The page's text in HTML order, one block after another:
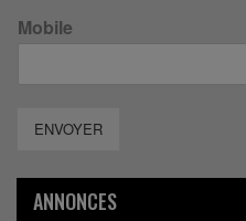
Mobile
ENVOYER
ANNONCES